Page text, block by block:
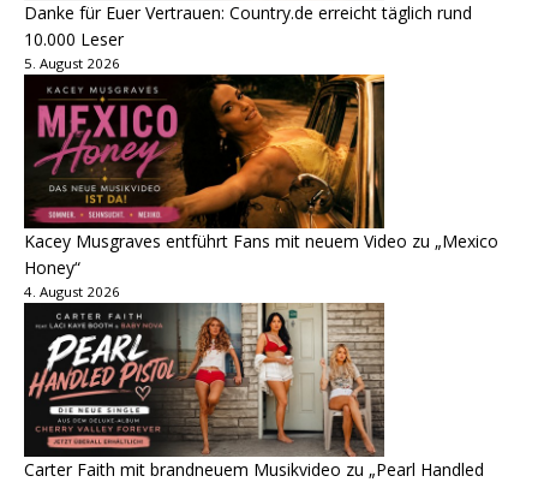
Danke für Euer Vertrauen: Country.de erreicht täglich rund
10.000 Leser
5. August 2026
Kacey Musgraves entführt Fans mit neuem Video zu „Mexico
Honey“
4. August 2026
Carter Faith mit brandneuem Musikvideo zu „Pearl Handled